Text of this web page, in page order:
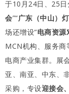
于10月24日、25日
会”“广东（中山）
场还增设“电商资源
MCN机构、服务商
电商产业集群。展
亚、南亚、中东、
采购，专设迎接会